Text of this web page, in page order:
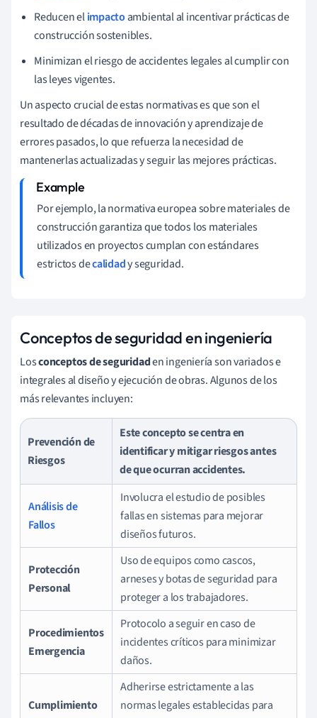
Reducen elimpacto ambiental al incentivar prácticas de
construcción sostenibles.
Minimizan el riesgo de accidentes legales al cumplir con
las leyes vigentes.
Un aspecto crucial de estas normativas es que son el
resultado de décadas de innovación y aprendizaje de
errores pasados, lo que refuerza la necesidad de
mantenerlas actualizadas y seguir las mejores prácticas.
Por ejemplo, la normativa europea sobre materiales de
construcción garantiza que todos los materiales
utilizados en proyectos cumplan con estándares
estrictos decalidady seguridad.
Conceptos de seguridad en ingeniería
Losconceptos de seguridaden ingeniería son variados e
integrales al diseño y ejecución de obras. Algunos de los
más relevantes incluyen:
Prevención de
Riesgos
Este concepto se centra en
identificar y mitigar riesgos antes
de que ocurran accidentes.
Análisis de
Fallos
Involucra el estudio de posibles
fallas en sistemas para mejorar
diseños futuros.
Protección
Personal
Uso de equipos como cascos,
arneses y botas de seguridad para
proteger a los trabajadores.
Procedimientos
Emergencia
Protocolo a seguir en caso de
incidentes críticos para minimizar
daños.
Cumplimiento
Adherirse estrictamente a las
normas legales establecidas para